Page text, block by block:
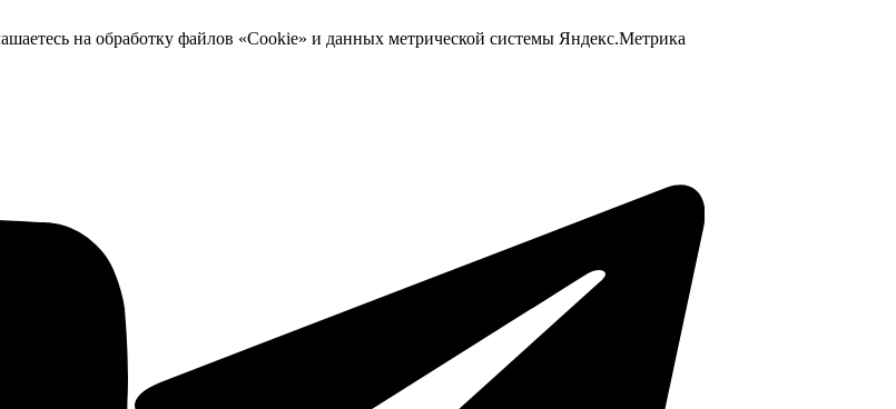
на обработку файлов «Cookie» и данных метрической системы Яндекс.Метрика